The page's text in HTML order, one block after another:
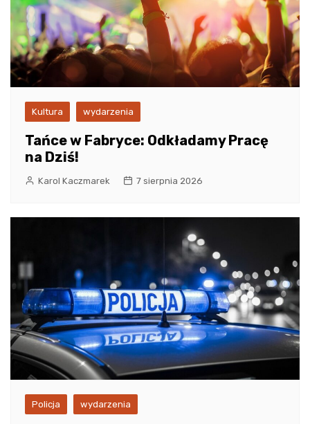
Kultura wydarzenia
Tańce w Fabryce: Odkładamy Pracę
na Dziś!
Karol Kaczmarek 7 sierpnia 2026
Policja wydarzenia